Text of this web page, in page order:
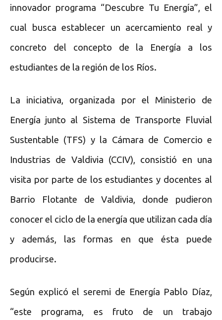
innovador programa “Descubre Tu Energía”, el
cual busca establecer un acercamiento real y
concreto del concepto de la Energía a los
estudiantes de la región de los Ríos.
La iniciativa, organizada por el Ministerio de
Energía junto al Sistema de Transporte Fluvial
Sustentable (TFS) y la Cámara de Comercio e
Industrias de Valdivia (CCIV), consistió en una
visita por parte de los estudiantes y docentes al
Barrio Flotante de Valdivia, donde pudieron
conocer el ciclo de la energía que utilizan cada día
y además, las formas en que ésta puede
producirse.
Según explicó el seremi de Energía Pablo Díaz,
“este programa, es fruto de un trabajo